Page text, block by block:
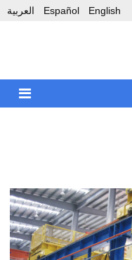
English
Español العربية